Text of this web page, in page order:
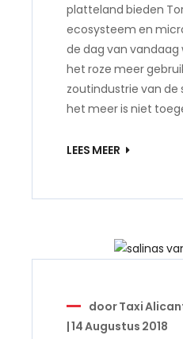
platteland bieden
ecosysteem en
de dag van
het roze meer
zoutindustrie van de
het meer is niet
LEES MEER
doorTaxi
|14 Augustus 2018